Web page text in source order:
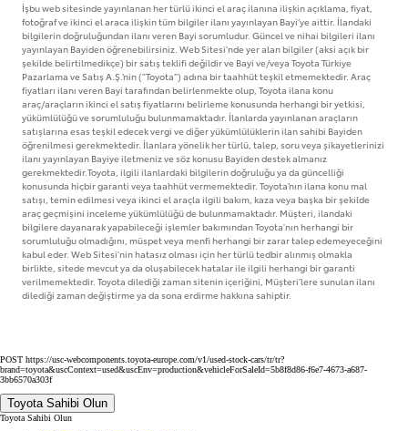
İşbu web sitesinde yayınlanan her türlü ikinci el araç ilanına ilişkin açıklama, fiyat,
fotoğraf ve ikinci el araca ilişkin tüm bilgiler ilanı yayınlayan Bayi’ye aittir. İlandaki
bilgilerin doğruluğundan ilanı veren Bayi sorumludur. Güncel ve nihai bilgileri ilanı
yayınlayan Bayiden öğrenebilirsiniz. Web Sitesi'nde yer alan bilgiler (aksi açık bir
şekilde belirtilmedikçe) bir satış teklifi değildir ve Bayi ve/veya Toyota Türkiye
Pazarlama ve Satış A.Ş.’nin ("Toyota”) adına bir taahhüt teşkil etmemektedir. Araç
fiyatları ilanı veren Bayi tarafından belirlenmekte olup, Toyota ilana konu
araç/araçların ikinci el satış fiyatlarını belirleme konusunda herhangi bir yetkisi,
yükümlülüğü ve sorumluluğu bulunmamaktadır. İlanlarda yayınlanan araçların
satışlarına esas teşkil edecek vergi ve diğer yükümlülüklerin ilan sahibi Bayiden
öğrenilmesi gerekmektedir. İlanlara yönelik her türlü, talep, soru veya şikayetlerinizi
ilanı yayınlayan Bayiye iletmeniz ve söz konusu Bayiden destek almanız
gerekmektedir.Toyota, ilgili ilanlardaki bilgilerin doğruluğu ya da güncelliği
konusunda hiçbir garanti veya taahhüt vermemektedir. Toyota’nın ilana konu mal
satışı, temin edilmesi veya ikinci el araçla ilgili bakım, kaza veya başka bir şekilde
araç geçmişini inceleme yükümlülüğü de bulunmamaktadır. Müşteri, ilandaki
bilgilere dayanarak yapabileceği işlemler bakımından Toyota'nın herhangi bir
sorumluluğu olmadığını, müspet veya menfi herhangi bir zarar talep edemeyeceğini
kabul eder. Web Sitesi'nin hatasız olması için her türlü tedbir alınmış olmakla
birlikte, sitede mevcut ya da oluşabilecek hatalar ile ilgili herhangi bir garanti
verilmemektedir. Toyota dilediği zaman sitenin içeriğini, Müşteri’lere sunulan ilanı
dilediği zaman değiştirme ya da sona erdirme hakkına sahiptir.
POST https://usc-webcomponents.toyota-europe.com/v1/used-stock-cars/tr/tr?
brand=toyota&uscContext=used&uscEnv=production&vehicleForSaleId=5b8f8d86-f6e7-4673-a687-
3bb6570a303f
Toyota Sahibi Olun
Toyota Sahibi Olun